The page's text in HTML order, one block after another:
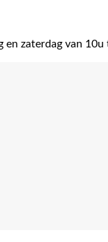
en zaterdag van